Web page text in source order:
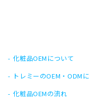
化粧品OEMについて
トレミーのOEM・ODM
化粧品OEMの流れ